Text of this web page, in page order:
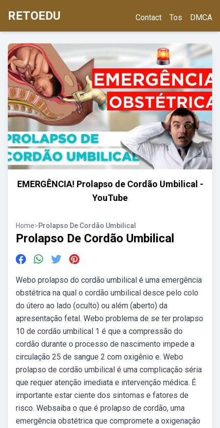
RETOEDU Contact Tos DMCA
EMERGÊNCIA! Prolapso de Cordão Umbilical -
YouTube
Home>Prolapso De Cordão Umbilical
Prolapso De Cordão Umbilical
Webo prolapso do cordão umbilical é uma emergência
obstétrica na qual o cordão umbilical desce pelo colo
do útero ao lado (oculto) ou além (aberto) da
apresentação fetal. Webo problema de se ter prolapso
10 de cordão umbilical 1 é que a compressão do
cordão durante o processo de nascimento impede a
circulação 25 de sangue 2 com oxigênio e. Webo
prolapso de cordão umbilical é uma complicação séria
que requer atenção imediata e intervenção médica. É
importante estar ciente dos sintomas e fatores de
risco. Websaiba o que é prolapso de cordão, uma
emergência obstétrica que compromete a oxigenação